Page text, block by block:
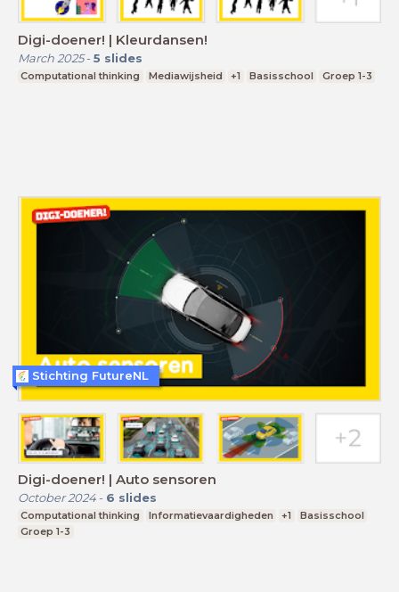
Digi-doener! | Kleurdansen!
March 2025- 5 slides
Computational thinking Mediawijsheid +1 Basisschool Groep 1-3
Digi-doener! | Auto sensoren
October 2024- 6 slides
Computational thinking Informatievaardigheden +1
Basisschool
Groep 1-3
Stichting FutureNL